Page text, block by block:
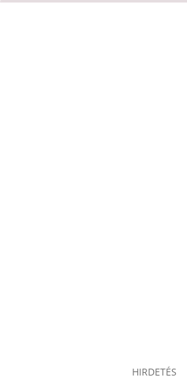
HIRDETÉS